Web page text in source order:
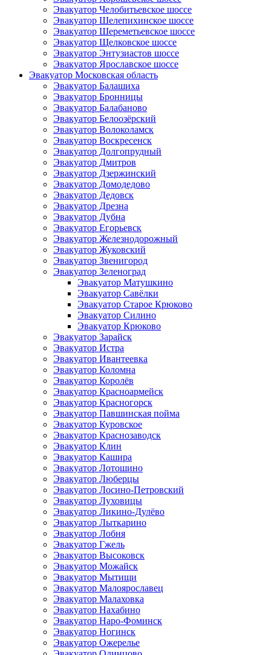
Эвакуатор Челобитьевское шоссе
Эвакуатор Шелепихинское шоссе
Эвакуатор Шереметьевское шоссе
Эвакуатор Щелковское шоссе
Эвакуатор Энтузиастов шоссе
Эвакуатор Ярославское шоссе
Эвакуатор Московская область
Эвакуатор Балашиха
Эвакуатор Бронницы
Эвакуатор Балабаново
Эвакуатор Белоозёрский
Эвакуатор Волоколамск
Эвакуатор Воскресенск
Эвакуатор Долгопрудный
Эвакуатор Дмитров
Эвакуатор Дзержинский
Эвакуатор Домодедово
Эвакуатор Дедовск
Эвакуатор Дрезна
Эвакуатор Дубна
Эвакуатор Егорьевск
Эвакуатор Железнодорожный
Эвакуатор Жуковский
Эвакуатор Звенигород
Эвакуатор Зеленоград
Эвакуатор Матушкино
Эвакуатор Савёлки
Эвакуатор Старое Крюково
Эвакуатор Силино
Эвакуатор Крюково
Эвакуатор Зарайск
Эвакуатор Истра
Эвакуатор Ивантеевка
Эвакуатор Коломна
Эвакуатор Королёв
Эвакуатор Красноармейск
Эвакуатор Красногорск
Эвакуатор Павшинская пойма
Эвакуатор Куровское
Эвакуатор Краснозаводск
Эвакуатор Клин
Эвакуатор Кашира
Эвакуатор Лотошино
Эвакуатор Люберцы
Эвакуатор Лосино-Петровский
Эвакуатор Луховицы
Эвакуатор Ликино-Дулёво
Эвакуатор Лыткарино
Эвакуатор Лобня
Эвакуатор Гжель
Эвакуатор Высоковск
Эвакуатор Можайск
Эвакуатор Мытищи
Эвакуатор Малоярославец
Эвакуатор Малаховка
Эвакуатор Нахабино
Эвакуатор Наро-Фоминск
Эвакуатор Ногинск
Эвакуатор Ожерелье